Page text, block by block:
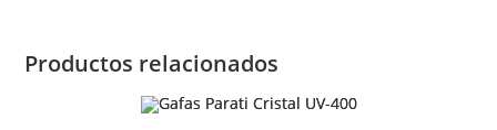
Productos relacionados